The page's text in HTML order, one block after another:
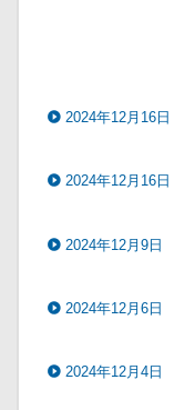
2024年12月16日
2024年12月16日
2024年12月9日
2024年12月6日
2024年12月4日